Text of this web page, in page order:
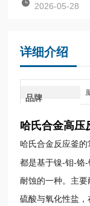
2026-05-28
详细介绍
品牌
哈氏合金高压
哈氏合金反应釜
都是基于镍-钼-铬-
耐蚀的一种。主要
硫酸与氧化性盐，